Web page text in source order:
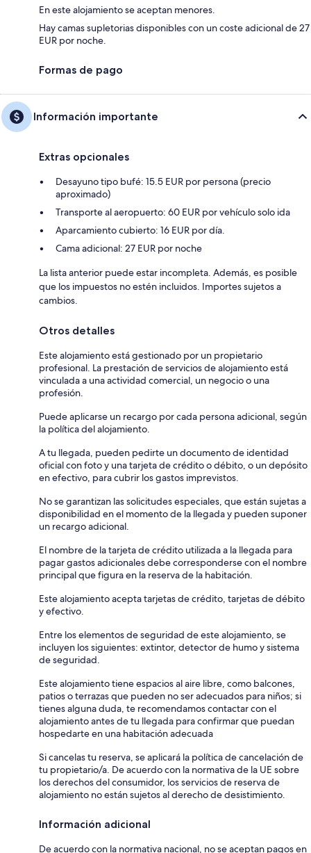
En este alojamiento se aceptan menores.
Hay camas supletorias disponibles con un coste adicional de 27
EUR por noche.
Formas de pago
Información importante
Extras opcionales
Desayuno tipo bufé: 15.5 EUR por persona (precio
aproximado)
Transporte al aeropuerto: 60 EUR por vehículo solo ida
Aparcamiento cubierto: 16 EUR por día.
Cama adicional: 27 EUR por noche
La lista anterior puede estar incompleta. Además, es posible
que los impuestos no estén incluidos. Importes sujetos a
cambios.
Otros detalles
Este alojamiento está gestionado por un propietario
profesional. La prestación de servicios de alojamiento está
vinculada a una actividad comercial, un negocio o una
profesión.
Puede aplicarse un recargo por cada persona adicional, según
la política del alojamiento.
A tu llegada, pueden pedirte un documento de identidad
oficial con foto y una tarjeta de crédito o débito, o un depósito
en efectivo, para cubrir los gastos imprevistos.
No se garantizan las solicitudes especiales, que están sujetas a
disponibilidad en el momento de la llegada y pueden suponer
un recargo adicional.
El nombre de la tarjeta de crédito utilizada a la llegada para
pagar gastos adicionales debe corresponderse con el nombre
principal que figura en la reserva de la habitación.
Este alojamiento acepta tarjetas de crédito, tarjetas de débito
y efectivo.
Entre los elementos de seguridad de este alojamiento, se
incluyen los siguientes: extintor, detector de humo y sistema
de seguridad.
Este alojamiento tiene espacios al aire libre, como balcones,
patios o terrazas que pueden no ser adecuados para niños; si
tienes alguna duda, te recomendamos contactar con el
alojamiento antes de tu llegada para confirmar que puedan
hospedarte en una habitación adecuada
Si cancelas tu reserva, se aplicará la política de cancelación de
tu propietario/a. De acuerdo con la normativa de la UE sobre
los derechos del consumidor, los servicios de reserva de
alojamiento no están sujetos al derecho de desistimiento.
Información adicional
De acuerdo con la normativa nacional, no se aceptan pagos en